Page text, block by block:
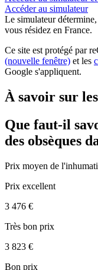
Accéder au simulateur
Le simulateur
vous résidez en France.
Ce site est protégé par
(nouvelle fenêtre) et les
Google s'appliquent.
À savoir sur
Que faut-il
des obsèques
Prix moyen de
Prix excellent
3 476 €
Très bon prix
3 823 €
Bon prix